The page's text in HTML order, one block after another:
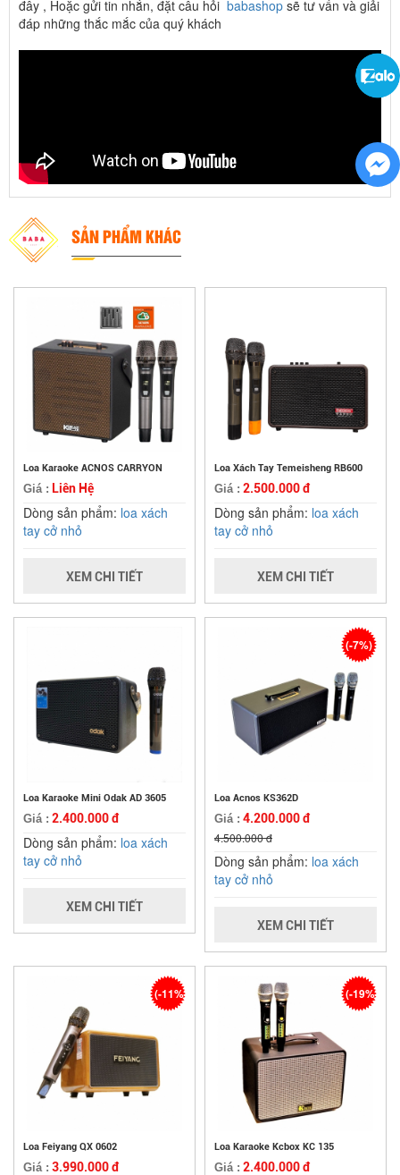
đây , Hoặc gửi tin nhắn, đặt câu hỏi babashop sẽ tư vấn và giải
đáp những thắc mắc của quý khách
SẢN PHẨM KHÁC
Loa Karaoke ACNOS CARRYON
Giá : Liên Hệ
Dòng sản phẩm: loa xách
tay cở nhỏ
XEM CHI TIẾT
Loa Xách Tay Temeisheng RB600
Giá : 2.500.000 đ
Dòng sản phẩm: loa xách
tay cở nhỏ
XEM CHI TIẾT
Loa Karaoke Mini Odak AD 3605
Giá : 2.400.000 đ
Dòng sản phẩm: loa xách
tay cở nhỏ
XEM CHI TIẾT
Loa Acnos KS362D
Giá : 4.200.000 đ
4.500.000 đ
(-7%)
Dòng sản phẩm: loa xách
tay cở nhỏ
XEM CHI TIẾT
Loa Feiyang QX 0602
Giá : 3.990.000 đ
(-11%)
Loa Karaoke Kcbox KC 135
Giá : 2.400.000 đ
(-19%)